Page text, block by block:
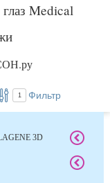
Medical
1 Фильтр
3D